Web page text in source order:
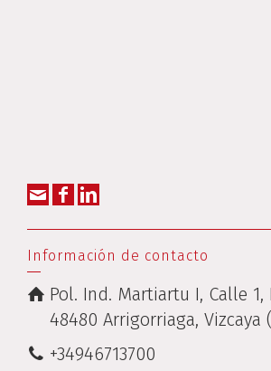
Información de contacto
Pol. Ind. Martiartu I, Calle 1,
48480 Arrigorriaga, Vizcaya
+34946713700